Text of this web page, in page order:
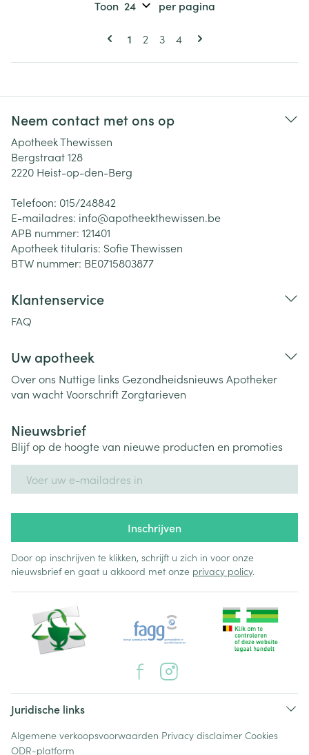
Pagina's
U lees momenteel pagina
1 Pagina
2 Pagina
3 Pagina
4
Toon per pagina
Neem contact met ons op
Apotheek Thewissen
Bergstraat 128
2220 Heist-op-den-Berg
Telefoon: 015/248842
E-mailadres: info@apotheekthewissen.be
APB nummer: 121401
Apotheek titularis: Sofie Thewissen
BTW nummer: BE0715803877
Klantenservice
FAQ
Uw apotheek
Over ons Nuttige links Gezondheidsnieuws Apotheker
van wachtVoorschriftZorgtarieven
Nieuwsbrief
Blijf op de hoogte van nieuwe producten en promoties
Inschrijven
Door op inschrijven te klikken, schrijft u zich in voor onze
nieuwsbrief en gaat u akkoord met onze privacy policy.
Juridische links
Algemene verkoopsvoorwaarden Privacy disclaimer Cookies
ODR-platform